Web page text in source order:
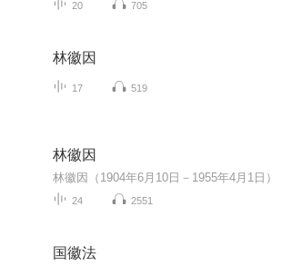
20 705
林徽因
17 519
林徽因
24 2551
国徽法